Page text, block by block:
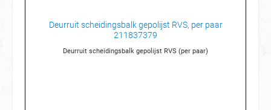
Deurruit scheidingsbalk gepolijst RVS, per paar
211837379
Deurruit scheidingsbalk gepolijst RVS (per paar)